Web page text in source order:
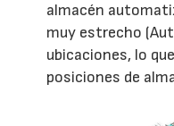
almacén
muy estrecho
ubicaciones, lo
posiciones de